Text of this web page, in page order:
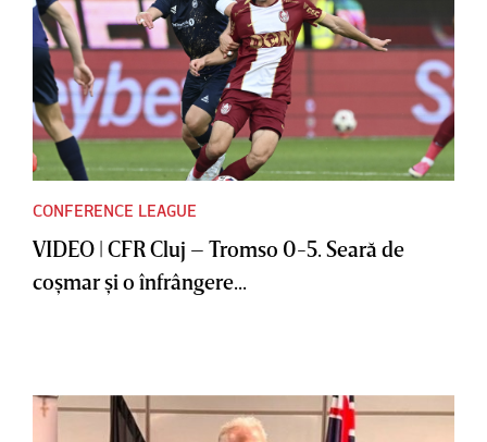
CONFERENCE LEAGUE
VIDEO | CFR Cluj – Tromso 0-5. Seară de
coşmar şi o înfrângere...